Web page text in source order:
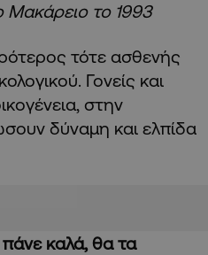
Μακάρειο το 1993
τότε ασθενής
Γονείς και
στην
δύναμη και ελπίδα
καλά, θα τα